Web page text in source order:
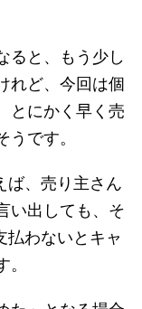
ると、もう少し
れど、今回は個
とにかく早く売
です。
ば、売り主さん
い出しても、そ
わないとキャ